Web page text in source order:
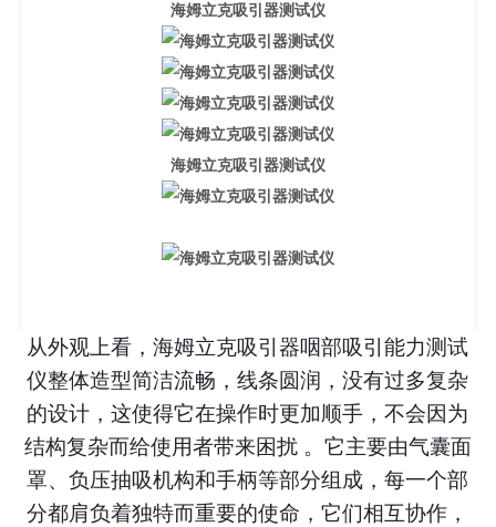
海姆立克吸引器测试仪
海姆立克吸引器测试仪
从外观上看，海姆立克吸引器咽部吸引能力测试
仪整体造型简洁流畅，线条圆润，没有过多复杂
的设计，这使得它在操作时更加顺手，不会因为
结构复杂而给使用者带来困扰 。它主要由气囊面
罩、负压抽吸机构和手柄等部分组成，每一个部
分都肩负着独特而重要的使命，它们相互协作，